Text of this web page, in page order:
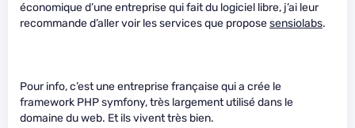
économique d’une entreprise qui fait du logiciel libre, j’ai leur
recommande d’aller voir les services que proposesensiolabs.
Pour info, c’est une entreprise française qui a crée le
framework PHP symfony, très largement utilisé dans le
domaine du web. Et ils vivent très bien.